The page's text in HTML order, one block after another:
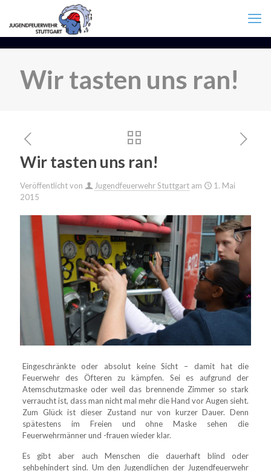
Wir tasten uns ran!
Wir tasten uns ran!
Veröffentlicht von Jugendfeuerwehr Stuttgart am
1. Mai
2015
Eingeschränkte oder absolut keine Sicht – damit hat die
Feuerwehr des Öfteren zu kämpfen. Sei es aufgrund der
Atemschutzmaske oder weil das brennende Zimmer so stark
verraucht ist, dass man nicht mal mehr die Hand vor Augen sieht.
Zum Glück ist dieser Zustand nur von kurzer Dauer. Denn
spätestens im Freien und ohne Maske sehen die
Feuerwehrmänner und -frauen wieder klar.
Es gibt aber auch Menschen die dauerhaft blind oder
sehbehindert sind. Um den Jugendlichen der Jugendfeuerwehr